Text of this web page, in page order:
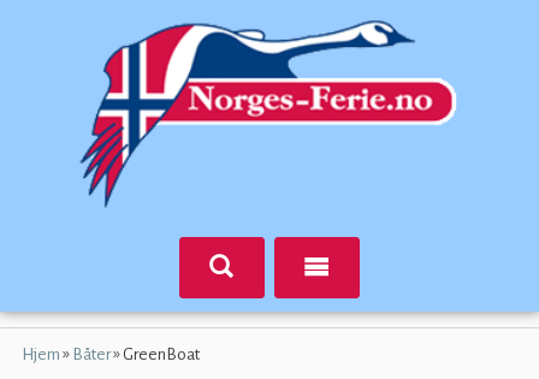
Hjem » Båter»GreenBoat